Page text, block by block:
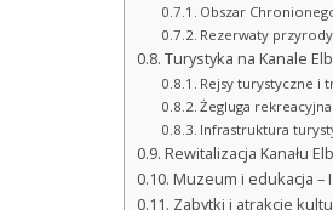
Obszar
Rezerwaty
Turystyka na Kanale
Rejsy turystyczne i
Żegluga
Infrastruktura
Rewitalizacja Kanału
Muzeum i edukacja –
Zabytki i atrakcje